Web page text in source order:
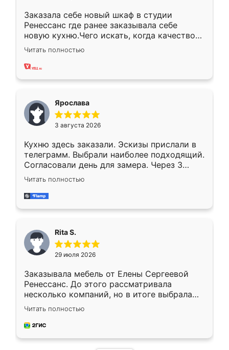
Заказала себе новый шкаф в студии
Ренессанс где ранее заказывала себе
новую кухню.Чего искать, когда качеством
вполне довольна. Служит кухня уже почти
два года, нареканий нет.
Читать полностью
Ярослава
3 августа 2026
Кухню здесь заказали. Эскизы прислали в
телеграмм. Выбрали наиболее подходящий.
Согласовали день для замера. Через 3
недели кухня была уже готова. Остались
довольны работой. Спасибо Ренессанс
мебель за качественную работу!
Читать полностью
Rita S.
29 июля 2026
Заказывала мебель от Елены Сергеевой
Ренессанс. До этого рассматривала
несколько компаний, но в итоге выбрала
эту. Сначала обговорили условия, потом
приехал замерщик, всё спокойно объяснил
и снял размеры. Изготовили в срок, с
Читать полностью